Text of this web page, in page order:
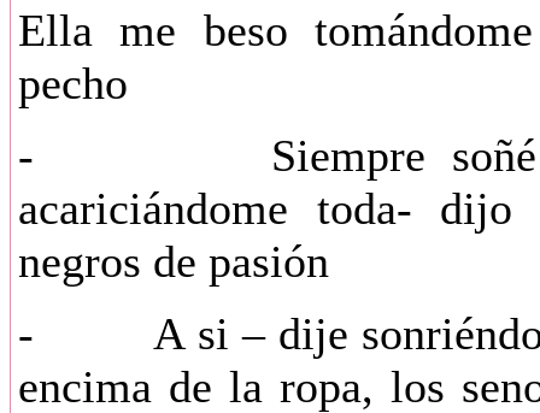
Ella me beso
pecho
- Siempre soñé con
acariciándome toda-
negros de pasión
- A si – dije sonriéndole
encima de la ropa, los